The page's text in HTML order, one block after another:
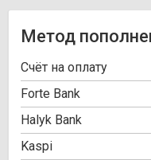
Метод
Cчёт на оплату
Forte Bank
Halyk Bank
Kaspi